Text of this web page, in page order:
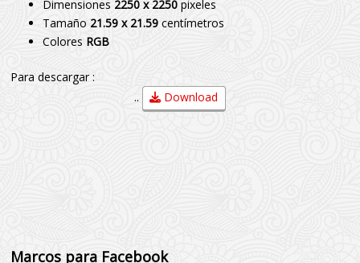
Dimensiones 2250 x 2250 pixeles
Tamaño 21.59 x 21.59 centímetros
Colores RGB
Para descargar :
..
Download
Marcos para Facebook